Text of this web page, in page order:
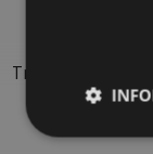
Trouvez des
séjour en